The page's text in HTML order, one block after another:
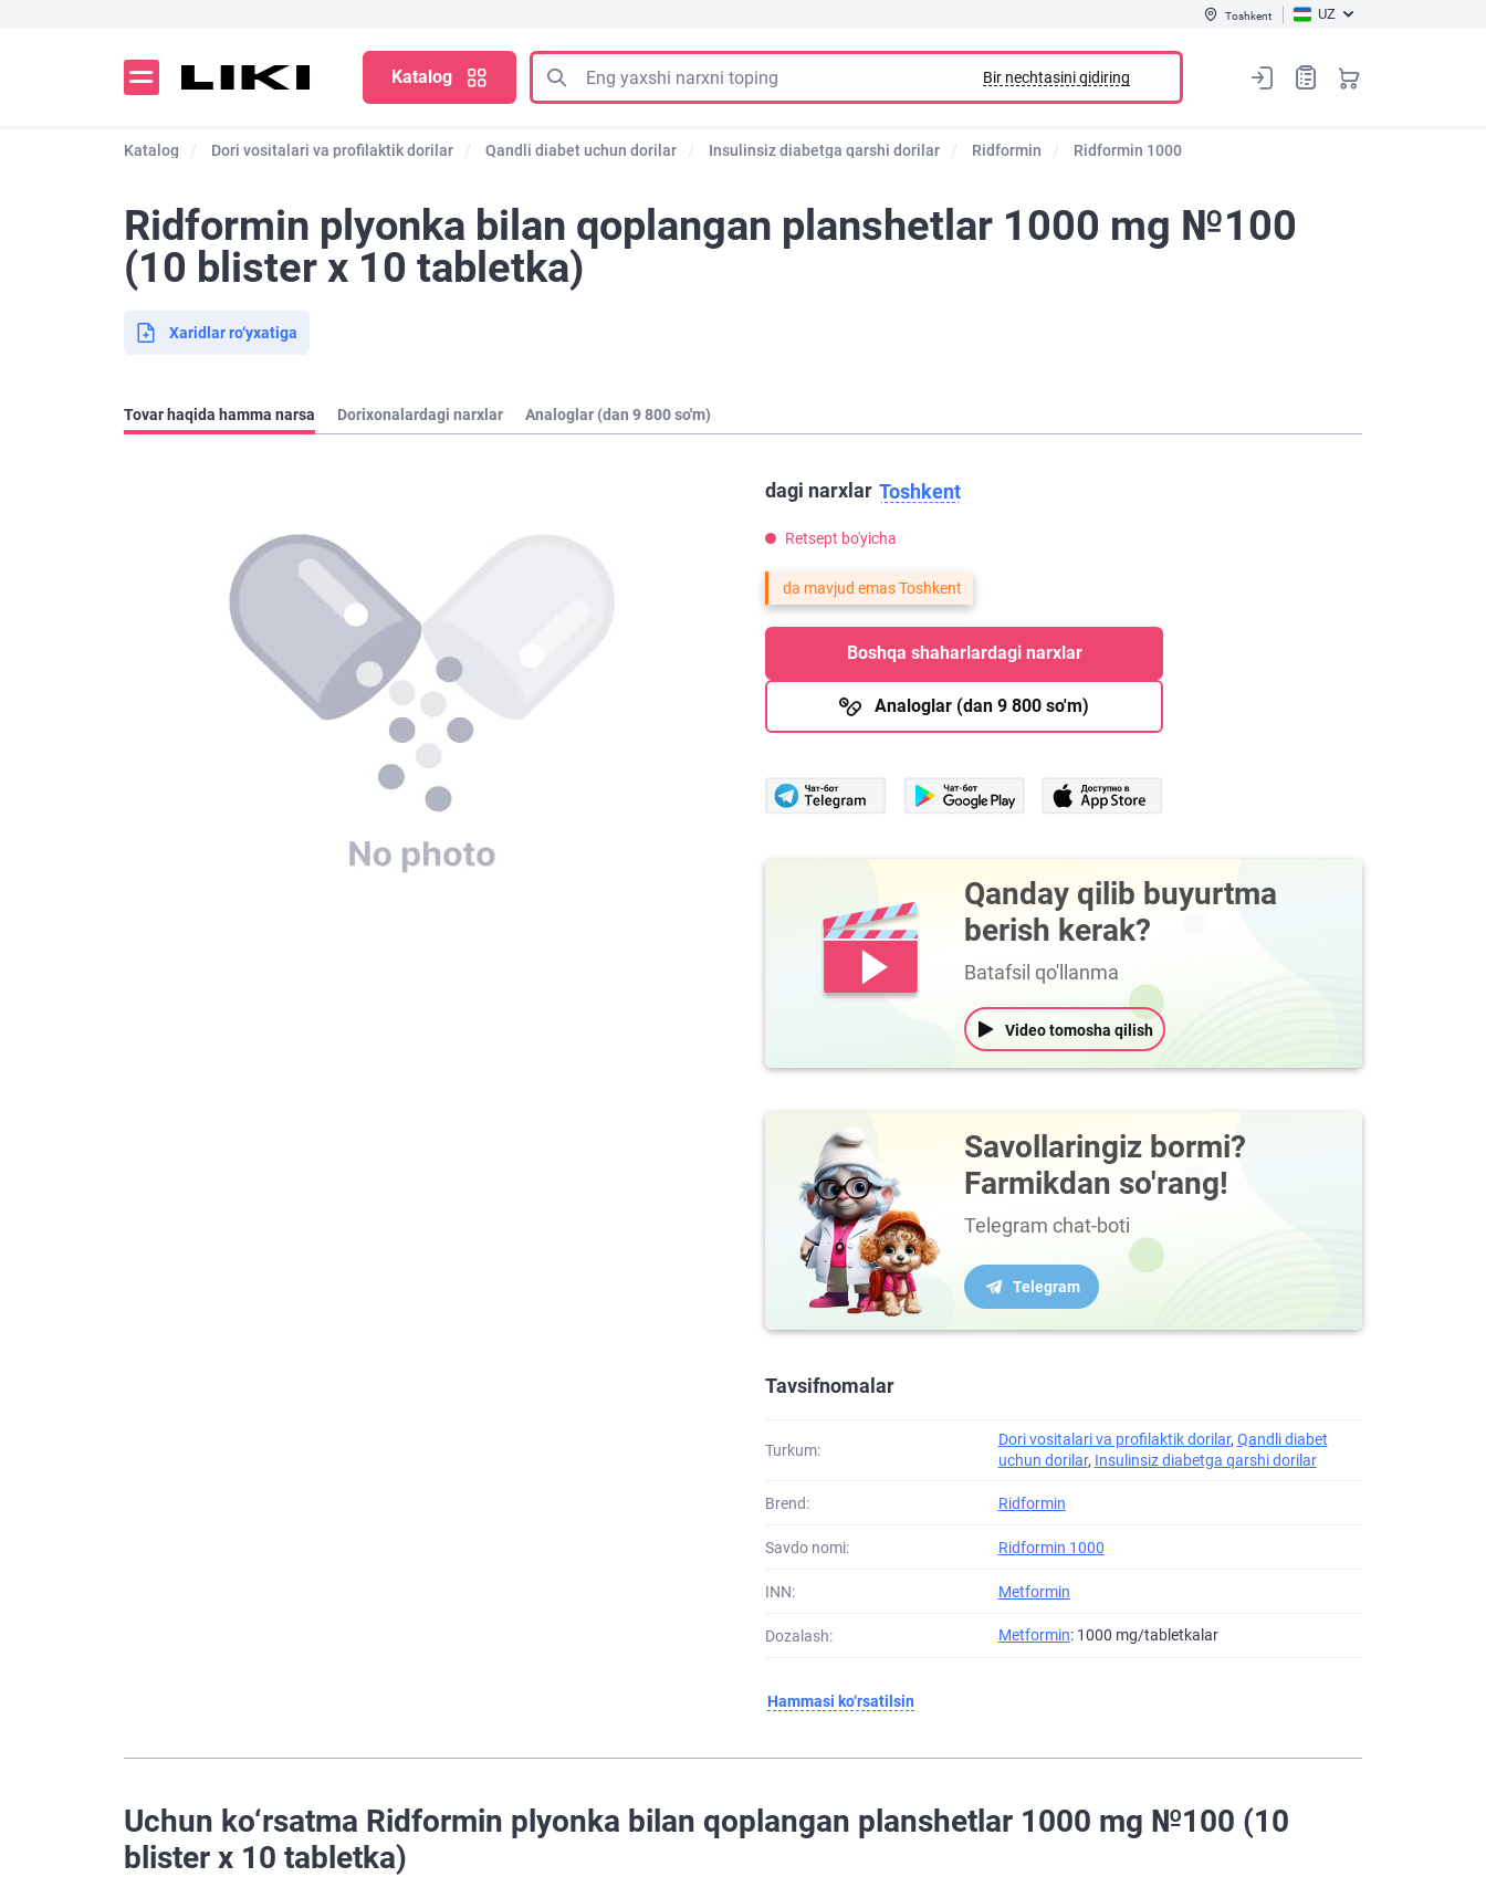
Toshkent UZ
Katalog Bir nechtasini qidiring
Katalog Dori vositalari va profilaktik dorilar Qandli diabet uchun dorilar Insulinsiz diabetga qarshi dorilar Ridformin Ridformin 1000
Ridformin plyonka bilan qoplangan planshetlar 1000 mg №100
(10 blister х 10 tabletka)
Xaridlar ro‘yxatiga
Tovar haqida hamma narsa Dorixonalardagi narxlar Analoglar (dan 9 800 so'm)
dagi narxlar Toshkent
Retsept bo'yicha
da mavjud emas Toshkent
Boshqa shaharlardagi narxlar
Analoglar (dan 9 800 so'm)
Qanday qilib buyurtma
berish kerak?
Batafsil qo'llanma
Video tomosha qilish
Savollaringiz bormi?
Farmikdan so'rang!
Telegram chat-boti
Telegram
Tavsifnomalar
Turkum:
Dori vositalari va profilaktik dorilar, Qandli diabet
uchun dorilar, Insulinsiz diabetga qarshi dorilar
Brend: Ridformin
Savdo nomi: Ridformin 1000
INN: Metformin
Dozalash: Metformin: 1000 mg/tabletkalar
Hammasi ko‘rsatilsin
Uchun ko‘rsatma Ridformin plyonka bilan qoplangan planshetlar 1000 mg №100 (10
blister х 10 tabletka)